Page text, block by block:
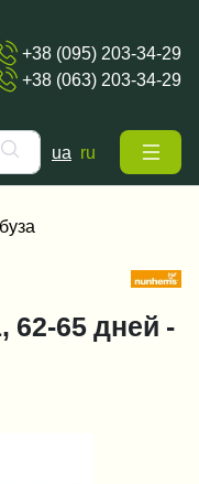
+38 (095) 203-34-29
+38 (063) 203-34-29
ua ru
62-65 дней -